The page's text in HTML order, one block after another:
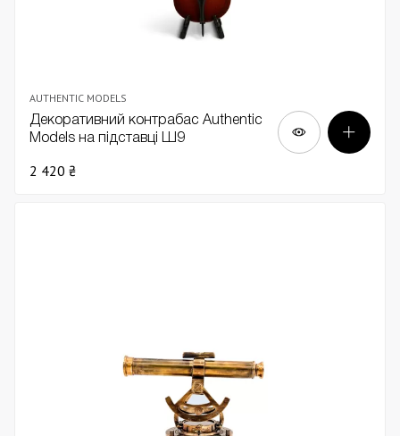
AUTHENTIC MODELS
Декоративний контрабас Authentic
Models на підставці Ш9
2 420 ₴